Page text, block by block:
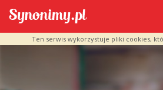
Ten serwis wykorzystuje pliki cookies,